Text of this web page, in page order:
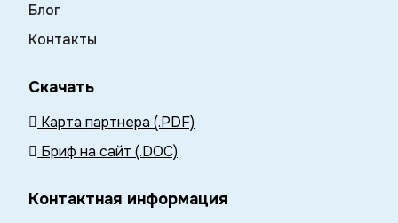
Блог
Контакты
Скачать
Карта партнера (.PDF)
Бриф на сайт (.DOC)
Контактная информация